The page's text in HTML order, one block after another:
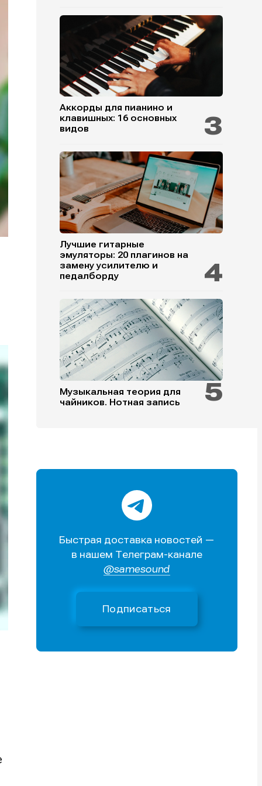
Аккорды для пианино и
клавишных: 16 основных
видов
Лучшие гитарные
эмуляторы: 20 плагинов на
замену усилителю и
педалборду
Музыкальная теория для
чайников. Нотная запись
Быстрая доставка новостей —
в нашем Телеграм-канале
@samesound
Подписаться